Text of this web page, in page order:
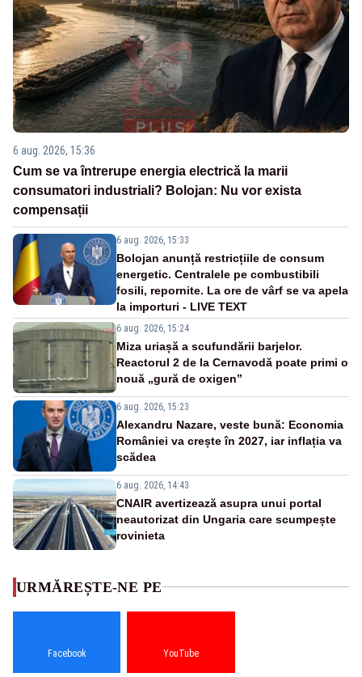
6 aug. 2026, 15:36
Cum se va întrerupe energia electrică la marii
consumatori industriali? Bolojan: Nu vor exista
compensații
6 aug. 2026, 15:33
Bolojan anunță restricțiile de consum
energetic. Centralele pe combustibili
fosili, repornite. La ore de vârf se va apela
la importuri - LIVE TEXT
6 aug. 2026, 15:24
Miza uriașă a scufundării barjelor.
Reactorul 2 de la Cernavodă poate primi o
nouă „gură de oxigen”
6 aug. 2026, 15:23
Alexandru Nazare, veste bună: Economia
României va crește în 2027, iar inflația va
scădea
6 aug. 2026, 14:43
CNAIR avertizează asupra unui portal
neautorizat din Ungaria care scumpește
rovinieta
URMĂREȘTE-NE PE
Facebook YouTube